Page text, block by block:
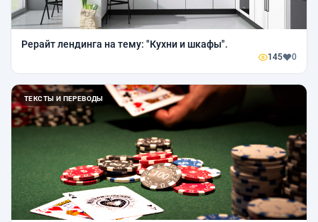
Рерайт лендинга на тему: "Кухни и шкафы".
145 0
ТЕКСТЫ И ПЕРЕВОДЫ